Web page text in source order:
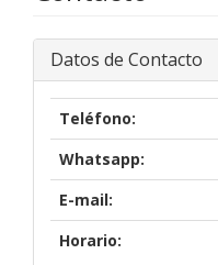
Datos de Contacto
Teléfono:
Whatsapp:
E-mail:
Horario: